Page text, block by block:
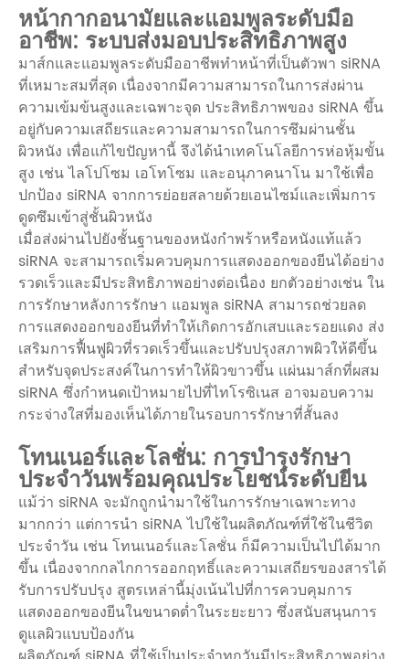
หน้ากากอนามัยและแอมพูลระดับมือ
อาชีพ: ระบบส่งมอบประสิทธิภาพสูง
มาส์กและแอมพูลระดับมืออาชีพทำหน้าที่เป็นตัวพา siRNA
ที่เหมาะสมที่สุด เนื่องจากมีความสามารถในการส่งผ่าน
ความเข้มข้นสูงและเฉพาะจุด ประสิทธิภาพของ siRNA ขึ้น
อยู่กับความเสถียรและความสามารถในการซึมผ่านชั้น
ผิวหนัง เพื่อแก้ไขปัญหานี้ จึงได้นำเทคโนโลยีการห่อหุ้มขั้น
สูง เช่น ไลโปโซม เอโทโซม และอนุภาคนาโน มาใช้เพื่อ
ปกป้อง siRNA จากการย่อยสลายด้วยเอนไซม์และเพิ่มการ
ดูดซึมเข้าสู่ชั้นผิวหนัง
เมื่อส่งผ่านไปยังชั้นฐานของหนังกำพร้าหรือหนังแท้แล้ว
siRNA จะสามารถเริ่มควบคุมการแสดงออกของยีนได้อย่าง
รวดเร็วและมีประสิทธิภาพอย่างต่อเนื่อง ยกตัวอย่างเช่น ใน
การรักษาหลังการรักษา แอมพูล siRNA สามารถช่วยลด
การแสดงออกของยีนที่ทำให้เกิดการอักเสบและรอยแดง ส่ง
เสริมการฟื้นฟูผิวที่รวดเร็วขึ้นและปรับปรุงสภาพผิวให้ดีขึ้น
สำหรับจุดประสงค์ในการทำให้ผิวขาวขึ้น แผ่นมาส์กที่ผสม
siRNA ซึ่งกำหนดเป้าหมายไปที่ไทโรซิเนส อาจมอบความ
กระจ่างใสที่มองเห็นได้ภายในรอบการรักษาที่สั้นลง
โทนเนอร์และโลชั่น: การบำรุงรักษา
ประจำวันพร้อมคุณประโยชน์ระดับยีน
แม้ว่า siRNA จะมักถูกนำมาใช้ในการรักษาเฉพาะทาง
มากกว่า แต่การนำ siRNA ไปใช้ในผลิตภัณฑ์ที่ใช้ในชีวิต
ประจำวัน เช่น โทนเนอร์และโลชั่น ก็มีความเป็นไปได้มาก
ขึ้น เนื่องจากกลไกการออกฤทธิ์และความเสถียรของสารได้
รับการปรับปรุง สูตรเหล่านี้มุ่งเน้นไปที่การควบคุมการ
แสดงออกของยีนในขนาดต่ำในระยะยาว ซึ่งสนับสนุนการ
ดูแลผิวแบบป้องกัน